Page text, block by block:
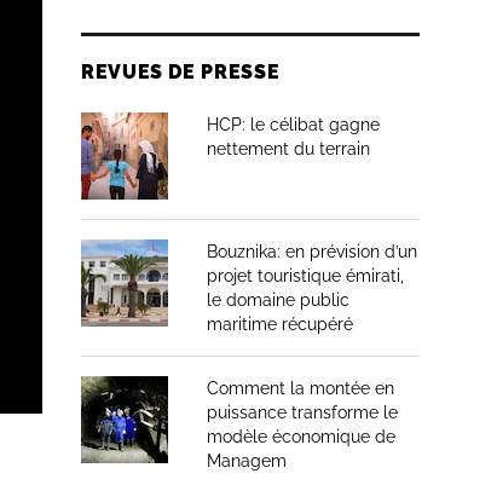
REVUES DE PRESSE
HCP: le célibat gagne
nettement du terrain
Bouznika: en prévision d’un
projet touristique émirati,
le domaine public
maritime récupéré
Comment la montée en
puissance transforme le
modèle économique de
Managem